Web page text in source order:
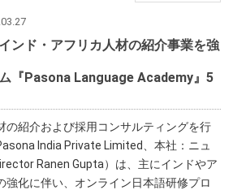
ンド・アフリカ人材の紹介事業を強
『Pasona Language Academy』5
の紹介および採用コンサルティングを行
India Private Limited、本社：ニュ
Ranen Gupta）は、主にインドやア
強化に伴い、オンライン日本語研修プロ